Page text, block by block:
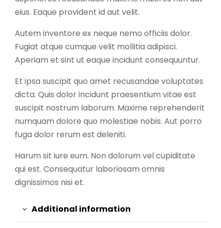
eius. Eaque provident id aut velit.
Autem inventore ex neque nemo officiis dolor.
Fugiat atque cumque velit mollitia adipisci.
Aperiam et sint ut eaque incidunt consequuntur.
Et ipsa suscipit quo amet recusandae voluptates
dicta. Quis dolor incidunt praesentium vitae est
suscipit nostrum laborum. Maxime reprehenderit
numquam dolore quo molestiae nobis. Aut porro
fuga dolor rerum est deleniti.
Harum sit iure eum. Non dolorum vel cupiditate
qui est. Consequatur laboriosam omnis
dignissimos nisi et.
Additional information